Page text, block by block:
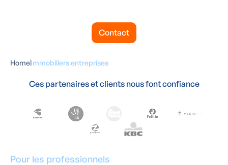
Contact
HomeImmobiliers entreprises
Ces partenaires et clients nous font confiance
Pour les professionnels